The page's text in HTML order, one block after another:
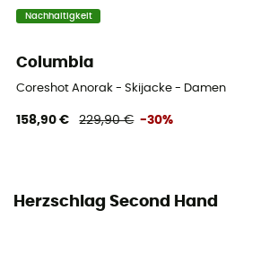
Nachhaltigkeit
Columbia
Coreshot Anorak - Skijacke - Damen
158,90 € 229,90 € -30%
Herzschlag Second Hand